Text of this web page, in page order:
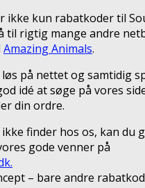
ikke kun rabatkoder til
til rigtig mange andre
Amazing Animals.
på nettet og samtidig
idé at søge på vores
din ordre.
finder hos os, kan du
gode venner på
– bare andre